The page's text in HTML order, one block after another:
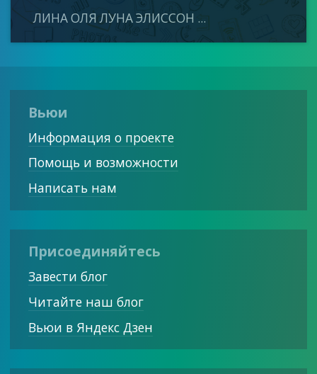
ЛИНА ОЛЯ ЛУНА ЭЛИССОН ...
Вьюи
Информация о проекте
Помощь и возможности
Написать нам
Присоединяйтесь
Завести блог
Читайте наш блог
Вьюи в Яндекс Дзен